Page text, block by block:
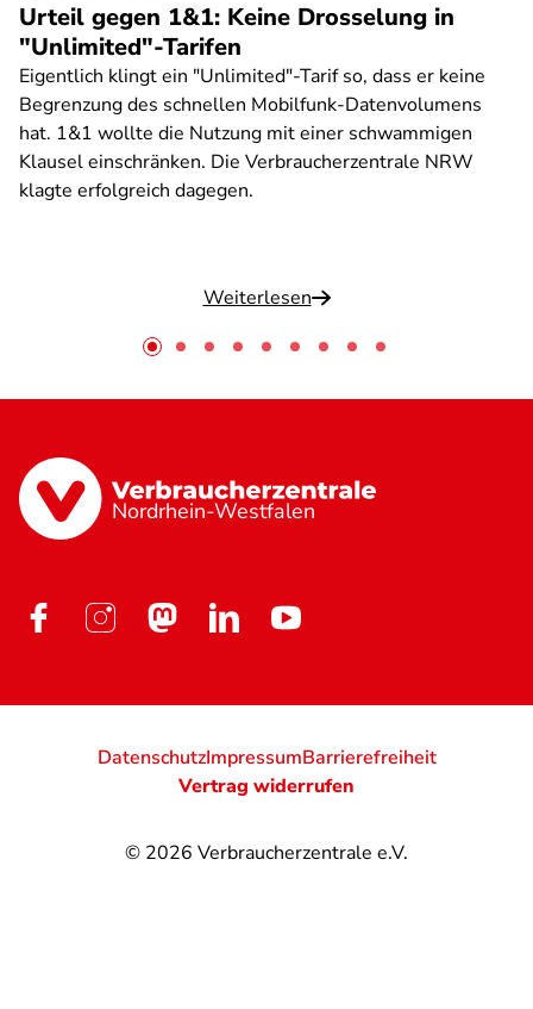
Urteil gegen 1&1: Keine Drosselung in
"Unlimited"-Tarifen
Eigentlich klingt ein "Unlimited"-Tarif so, dass er keine
Begrenzung des schnellen Mobilfunk-Datenvolumens
hat. 1&1 wollte die Nutzung mit einer schwammigen
Klausel einschränken. Die Verbraucherzentrale NRW
klagte erfolgreich dagegen.
Weiterlesen
Nordrhein-Westfalen
© 2026 Verbraucherzentrale e.V.
DatenschutzImpressumBarrierefreiheit
Vertrag widerrufen